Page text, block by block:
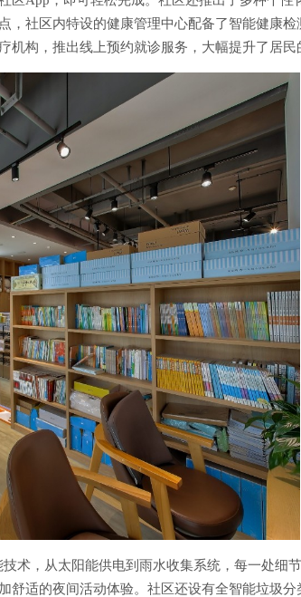
社区内特设的健康管理中心配备了智能健康
构，推出线上预约就诊服务，大幅提升了居民
术，从太阳能供电到雨水收集系统，每一处细
适的夜间活动体验。社区还设有全智能垃圾